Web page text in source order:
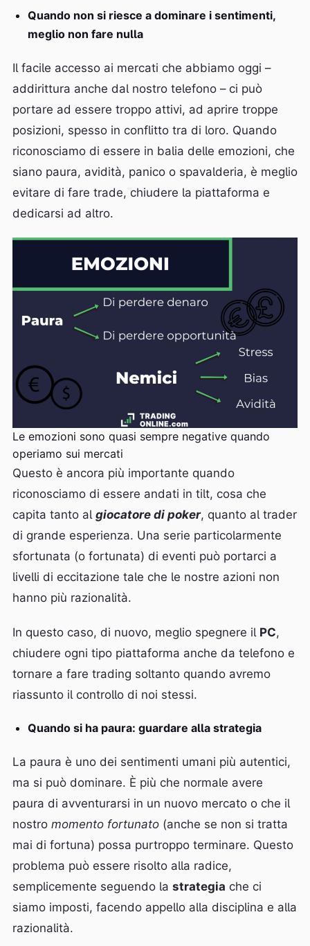
Quando non si riesce a dominare i sentimenti,
meglio non fare nulla
Il facile accesso ai mercati che abbiamo oggi –
addirittura anche dal nostro telefono – ci può
portare ad essere troppo attivi, ad aprire troppe
posizioni, spesso in conflitto tra di loro. Quando
riconosciamo di essere in balia delle emozioni, che
siano paura, avidità, panico o spavalderia, è meglio
evitare di fare trade, chiudere la piattaforma e
dedicarsi ad altro.
Le emozioni sono quasi sempre negative quando
operiamo sui mercati
Questo è ancora più importante quando
riconosciamo di essere andati in tilt, cosa che
capita tanto al giocatore di poker, quanto al trader
di grande esperienza. Una serie particolarmente
sfortunata (o fortunata) di eventi può portarci a
livelli di eccitazione tale che le nostre azioni non
hanno più razionalità.
In questo caso, di nuovo, meglio spegnere il PC,
chiudere ogni tipo piattaforma anche da telefono e
tornare a fare trading soltanto quando avremo
riassunto il controllo di noi stessi.
Quando si ha paura: guardare alla strategia
La paura è uno dei sentimenti umani più autentici,
ma si può dominare. È più che normale avere
paura di avventurarsi in un nuovo mercato o che il
nostro momento fortunato (anche se non si tratta
mai di fortuna) possa purtroppo terminare. Questo
problema può essere risolto alla radice,
semplicemente seguendo la strategia che ci
siamo imposti, facendo appello alla disciplina e alla
razionalità.